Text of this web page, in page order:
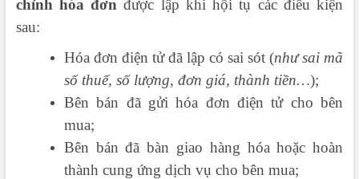
chỉnh hóa đơn được lập khi hội tụ các điều kiện
sau:
Hóa đơn điện tử đã lập có sai sót (như sai mã
số thuế, số lượng, đơn giá, thành tiền…);
Bên bán đã gửi hóa đơn điện tử cho bên
mua;
Bên bán đã bàn giao hàng hóa hoặc hoàn
thành cung ứng dịch vụ cho bên mua;